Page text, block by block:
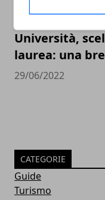
Università,
laurea: una
29/06/2022
CATEGORIE
Guide
Turismo